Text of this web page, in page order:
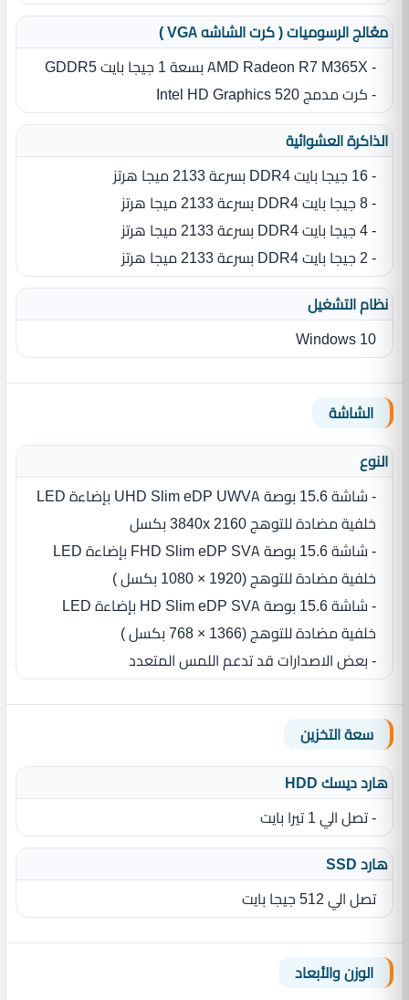
معُالج الرسوميات ( كرت الشاشه VGA )
- AMD Radeon R7 M365X بسعة 1 جيجا بايت GDDR5
- كرت مدمج Intel HD Graphics 520
الذاكرة العشوائية
- 16 جيجا بايت DDR4 بسرعة 2133 ميجا هرتز
- 8 جيجا بايت DDR4 بسرعة 2133 ميجا هرتز
- 4 جيجا بايت DDR4 بسرعة 2133 ميجا هرتز
- 2 جيجا بايت DDR4 بسرعة 2133 ميجا هرتز
نظام التشغيل
Windows 10
الشاشة
النوع
خلفية مضادة للتوهج 3840x 2160 بكسل
خلفية مضادة للتوهج (1920‏ ‏×‏ 1080 بكسل ‏)
خلفية مضادة للتوهج (1366 × 768 بكسل ‏)
- بعض الاصدارات قد تدعم اللمس المتعدد
سعة التخزين
هارد ديسك HDD
- تصل الي 1 تيرا بايت
هارد SSD
تصل الي 512 جيجا بايت
الوزن والأبعاد